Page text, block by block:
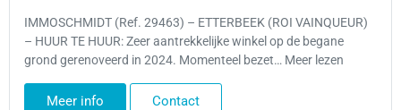
IMMOSCHMIDT (Ref. 29463) – ETTERBEEK (ROI VAINQUEUR)
– HUUR TE HUUR: Zeer aantrekkelijke winkel op de begane
grond gerenoveerd in 2024. Momenteel bezet… Meer lezen
Meer info Contact